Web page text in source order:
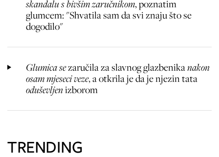
skandalu s bivšim zaručnikom, poznatim
glumcem: "Shvatila sam da svi znaju što se
dogodilo"
Glumica sezaručila za slavnog glazbenikanakon
osam mjeseci veze, a otkrila je da je njezin tata
oduševljenizborom
TRENDING